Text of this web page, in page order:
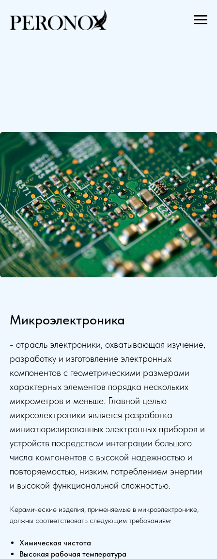
Микроэлектроника
- отрасль электроники, охватывающая изучение,
разработку и изготовление электронных
компонентов с геометрическими размерами
характерных элементов порядка нескольких
микрометров и меньше. Главной целью
микроэлектроники является разработка
миниатюризированных электронных приборов и
устройств посредством интеграции большого
числа компонентов с высокой надежностью и
повторяемостью, низким потреблением энергии
и высокой функциональной сложностью.
Керамические изделия, применяемые в микроэлектронике,
должны соответствовать следующим требованиям:
Химическая чистота
Высокая рабочая температура